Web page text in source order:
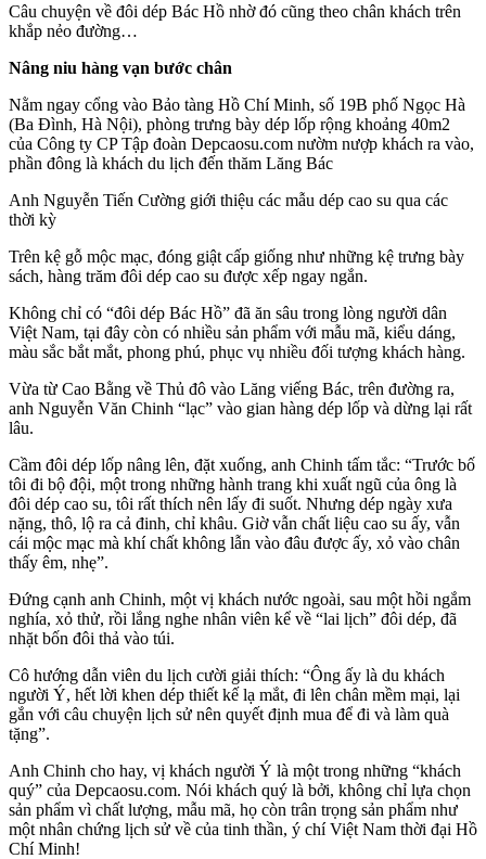
Câu chuyện về đôi dép Bác Hồ nhờ đó cũng theo chân khách trên
khắp nẻo đường…
Nâng niu hàng vạn bước chân
Nằm ngay cổng vào Bảo tàng Hồ Chí Minh, số 19B phố Ngọc Hà
(Ba Đình, Hà Nội), phòng trưng bày dép lốp rộng khoảng 40m2
của Công ty CP Tập đoàn Depcaosu.com nườm nượp khách ra vào,
phần đông là khách du lịch đến thăm Lăng Bác
Anh Nguyễn Tiến Cường giới thiệu các mẫu dép cao su qua các
thời kỳ
Trên kệ gỗ mộc mạc, đóng giật cấp giống như những kệ trưng bày
sách, hàng trăm đôi dép cao su được xếp ngay ngắn.
Không chỉ có “đôi dép Bác Hồ” đã ăn sâu trong lòng người dân
Việt Nam, tại đây còn có nhiều sản phẩm với mẫu mã, kiểu dáng,
màu sắc bắt mắt, phong phú, phục vụ nhiều đối tượng khách hàng.
Vừa từ Cao Bằng về Thủ đô vào Lăng viếng Bác, trên đường ra,
anh Nguyễn Văn Chinh “lạc” vào gian hàng dép lốp và dừng lại rất
lâu.
Cầm đôi dép lốp nâng lên, đặt xuống, anh Chinh tấm tắc: “Trước bố
tôi đi bộ đội, một trong những hành trang khi xuất ngũ của ông là
đôi dép cao su, tôi rất thích nên lấy đi suốt. Nhưng dép ngày xưa
nặng, thô, lộ ra cả đinh, chỉ khâu. Giờ vẫn chất liệu cao su ấy, vẫn
cái mộc mạc mà khí chất không lẫn vào đâu được ấy, xỏ vào chân
thấy êm, nhẹ”.
Đứng cạnh anh Chinh, một vị khách nước ngoài, sau một hồi ngắm
nghía, xỏ thử, rồi lắng nghe nhân viên kể về “lai lịch” đôi dép, đã
nhặt bốn đôi thả vào túi.
Cô hướng dẫn viên du lịch cười giải thích: “Ông ấy là du khách
người Ý, hết lời khen dép thiết kế lạ mắt, đi lên chân mềm mại, lại
gắn với câu chuyện lịch sử nên quyết định mua để đi và làm quà
tặng”.
Anh Chinh cho hay, vị khách người Ý là một trong những “khách
quý” của Depcaosu.com. Nói khách quý là bởi, không chỉ lựa chọn
sản phẩm vì chất lượng, mẫu mã, họ còn trân trọng sản phẩm như
một nhân chứng lịch sử về của tinh thần, ý chí Việt Nam thời đại Hồ
Chí Minh!